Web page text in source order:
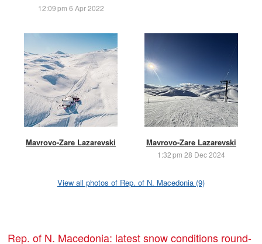
12:09 pm 6 Apr 2022
Mavrovo-Zare Lazarevski Mavrovo-Zare Lazarevski
1:32 pm 28 Dec 2024
View all photos of Rep. of N. Macedonia (9)
Rep. of N. Macedonia: latest snow conditions round-